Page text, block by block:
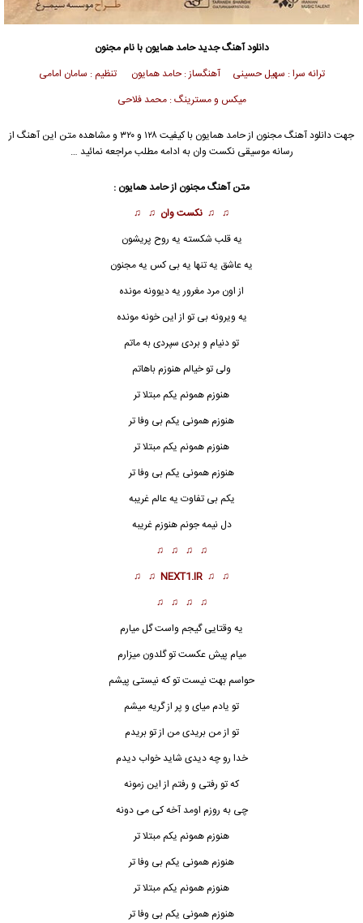
دانلود آهنگ جدیدحامد همایون با نام مجنون
ترانه سرا : سهیل حسینی آهنگساز : حامد همایون تنظیم : سامان امامی
میکس و مسترینگ : محمد فلاحی
جهت دانلود آهنگ مجنون ازحامد همایون
با کیفیت ۱۲۸ و ۳۲۰ و مشاهده متن این آهنگ از
رسانه موسیقی نکست وان به ادامه مطلب مراجعه نمائید …
متن آهنگ مجنون ازحامد همایون :
♫ ♫ نکست وان ♫ ♫
یه قلب شکسته یه روح پریشون
یه عاشق یه تنها یه بی کس یهمجنون
از اون مرد مغرور یه دیوونه مونده
یه ویرونه بی تو از این خونه مونده
تو دنیام و بردی سپردی به ماتم
ولی تو خیالم هنوزم باهاتم
هنوزم همونم یکم مبتلا تر
هنوزم همونی یکم بی وفا تر
هنوزم همونم یکم مبتلا تر
هنوزم همونی یکم بی وفا تر
یکم بی تفاوت یه عالم غریبه
دل نیمه جونم هنوزم غریبه
♫ ♫ ♫ ♫
♫ ♫
NEXT1.IR
♫ ♫
♫ ♫ ♫ ♫
یه وقتایی گیجم واست گل میارم
میام پیش عکست تو گلدون میزارم
حواسم بهت نیست تو که نیستی پیشم
تو یادم میای و پر از گریه میشم
تو از من بریدی من از تو بریدم
خدا رو چه دیدی شاید خواب دیدم
که تو رفتی و رفتم از این زمونه
چی به روزم اومد آخه کی می دونه
هنوزم همونم یکم مبتلا تر
هنوزم همونی یکم بی وفا تر
هنوزم همونم یکم مبتلا تر
هنوزم همونی یکم بی وفا تر